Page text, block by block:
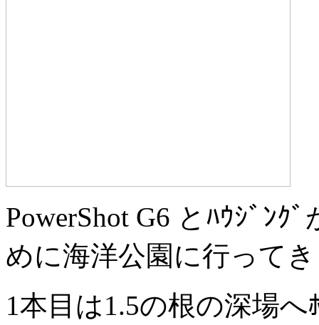
PowerShot G6 とﾊｳｼﾞﾝ
めに海洋公園に行って
1本目は1.5の根の深場へ